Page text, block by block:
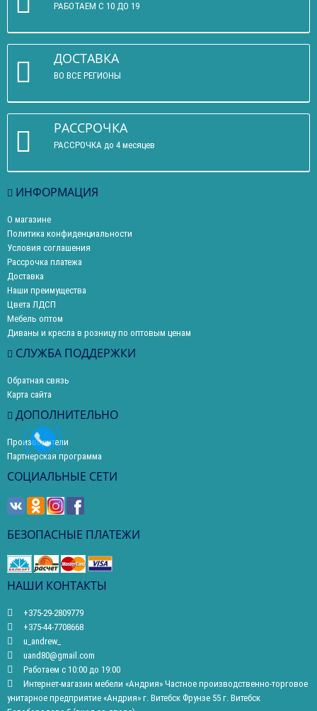
РАБОТАЕМ С 10 ДО 19
ДОСТАВКА
ВО ВСЕ РЕГИОНЫ
РАССРОЧКА
РАССРОЧКА до 4 месяцев
ИНФОРМАЦИЯ
О магазине
Политика конфиденциальности
Условия соглашения
Рассрочка платежа
Доставка
Наши преимущества
Цвета ЛДСП
Мебель оптом
Диваны и кресла в розницу по оптовым ценам
СЛУЖБА ПОДДЕРЖКИ
Обратная связь
Карта сайта
ДОПОЛНИТЕЛЬНО
Производители
Партнерская программа
СОЦИАЛЬНЫЕ СЕТИ
БЕЗОПАСНЫЕ ПЛАТЕЖИ
НАШИ КОНТАКТЫ
+375-29-2809779
+375-44-7708668
u_andrew_
uand80@gmail.com
Работаем с 10:00 до 19:00
Интернет-магазин мебели «Андрия» Частное производственно-торговое
унитарное предприятие «Андрия» г. Витебск Фрунзе 55 г. Витебск